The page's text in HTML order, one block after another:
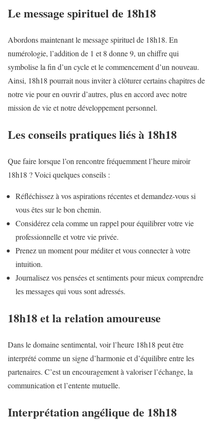
Le message spirituel de 18h18
Abordons maintenant le message spirituel de 18h18. En
numérologie, l’addition de 1 et 8 donne 9, un chiffre qui
symbolise la fin d’un cycle et le commencement d’un nouveau.
Ainsi, 18h18 pourrait nous inviter à clôturer certains chapitres de
notre vie pour en ouvrir d’autres, plus en accord avec notre
mission de vie et notre développement personnel.
Les conseils pratiques liés à 18h18
Que faire lorsque l’on rencontre fréquemment l’heure miroir
18h18 ? Voici quelques conseils :
Réfléchissez à vos aspirations récentes et demandez-vous si
vous êtes sur le bon chemin.
Considérez cela comme un rappel pour équilibrer votre vie
professionnelle et votre vie privée.
Prenez un moment pour méditer et vous connecter à votre
intuition.
Journalisez vos pensées et sentiments pour mieux comprendre
les messages qui vous sont adressés.
18h18 et la relation amoureuse
Dans le domaine sentimental, voir l’heure 18h18 peut être
interprété comme un signe d’harmonie et d’équilibre entre les
partenaires. C’est un encouragement à valoriser l’échange, la
communication et l’entente mutuelle.
Interprétation angélique de 18h18